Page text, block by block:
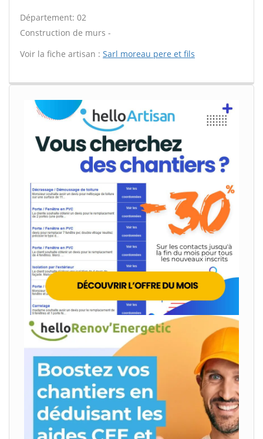
Département: 02
Construction de murs -
Voir la fiche artisan : Sarl moreau pere et fils